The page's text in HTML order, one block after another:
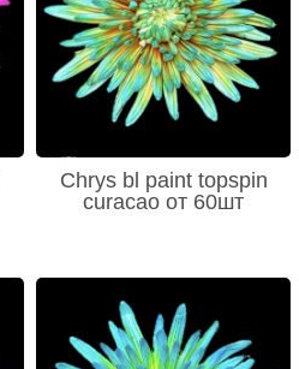
Chrys bl paint topspin
curacao от 60шт